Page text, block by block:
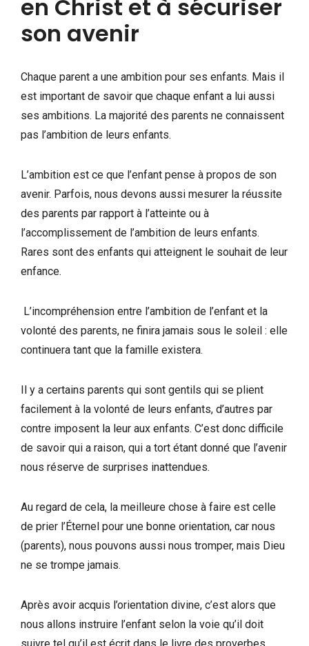
en Christ et à sécuriser
son avenir
Chaque parent a une ambition pour ses enfants. Mais il
est important de savoir que chaque enfant a lui aussi
ses ambitions. La majorité des parents ne connaissent
pas l’ambition de leurs enfants.
L’ambition est ce que l’enfant pense à propos de son
avenir. Parfois, nous devons aussi mesurer la réussite
des parents par rapport à l’atteinte ou à
l’accomplissement de l’ambition de leurs enfants.
Rares sont des enfants qui atteignent le souhait de leur
enfance.
L’incompréhension entre l’ambition de l’enfant et la
volonté des parents, ne finira jamais sous le soleil : elle
continuera tant que la famille existera.
Il y a certains parents qui sont gentils qui se plient
facilement à la volonté de leurs enfants, d’autres par
contre imposent la leur aux enfants. C’est donc difficile
de savoir qui a raison, qui a tort étant donné que l’avenir
nous réserve de surprises inattendues.
Au regard de cela, la meilleure chose à faire est celle
de prier l’Éternel pour une bonne orientation, car nous
(parents), nous pouvons aussi nous tromper, mais Dieu
ne se trompe jamais.
Après avoir acquis l’orientation divine, c’est alors que
nous allons instruire l’enfant selon la voie qu’il doit
suivre tel qu’il est écrit dans le livre des proverbes